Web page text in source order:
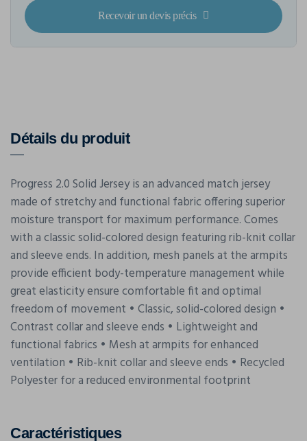
Recevoir un devis précis
Détails du produit
Progress 2.0 Solid Jersey is an advanced match jersey
made of stretchy and functional fabric offering superior
moisture transport for maximum performance. Comes
with a classic solid-colored design featuring rib-knit collar
and sleeve ends. In addition, mesh panels at the armpits
provide efficient body-temperature management while
great elasticity ensure comfortable fit and optimal
freedom of movement • Classic, solid-colored design •
Contrast collar and sleeve ends • Lightweight and
functional fabrics • Mesh at armpits for enhanced
ventilation • Rib-knit collar and sleeve ends • Recycled
Polyester for a reduced environmental footprint
Caractéristiques